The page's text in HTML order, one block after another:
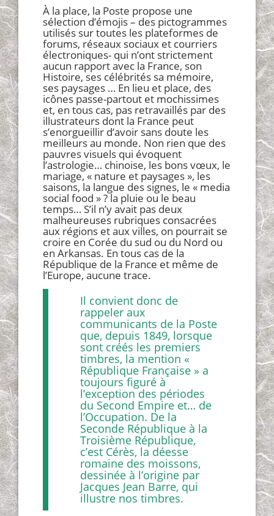
À la place, la Poste propose une
sélection d’émojis – des pictogrammes
utilisés sur toutes les plateformes de
forums, réseaux sociaux et courriers
électroniques- qui n’ont strictement
aucun rapport avec la France, son
Histoire, ses célébrités sa mémoire,
ses paysages … En lieu et place, des
icônes passe-partout et mochissimes
et, en tous cas, pas retravaillés par des
illustrateurs dont la France peut
s’enorgueillir d’avoir sans doute les
meilleurs au monde. Non rien que des
pauvres visuels qui évoquent
l’astrologie… chinoise, les bons vœux, le
mariage, « nature et paysages », les
saisons, la langue des signes, le « media
social food » ? la pluie ou le beau
temps… S’il n’y avait pas deux
malheureuses rubriques consacrées
aux régions et aux villes, on pourrait se
croire en Corée du sud ou du Nord ou
en Arkansas. En tous cas de la
République de la France et même de
l’Europe, aucune trace.
Il convient donc de
rappeler aux
communicants de la Poste
que, depuis 1849, lorsque
sont créés les premiers
timbres, la mention «
République Française » a
toujours figuré à
l’exception des périodes
du Second Empire et… de
l’Occupation. De la
Seconde République à la
Troisième République,
c’est Cérès, la déesse
romaine des moissons,
dessinée à l’origine par
Jacques Jean Barre, qui
illustre nos timbres.